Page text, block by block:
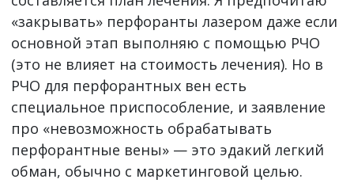
«закрывать» перфоранты лазером даже если
основной этап выполняю с помощью РЧО
(это не влияет на стоимость лечения). Но в
РЧО для перфорантных вен есть
специальное приспособление, и заявление
про «невозможность обрабатывать
перфорантные вены» — это эдакий легкий
обман, обычно с маркетинговой целью.